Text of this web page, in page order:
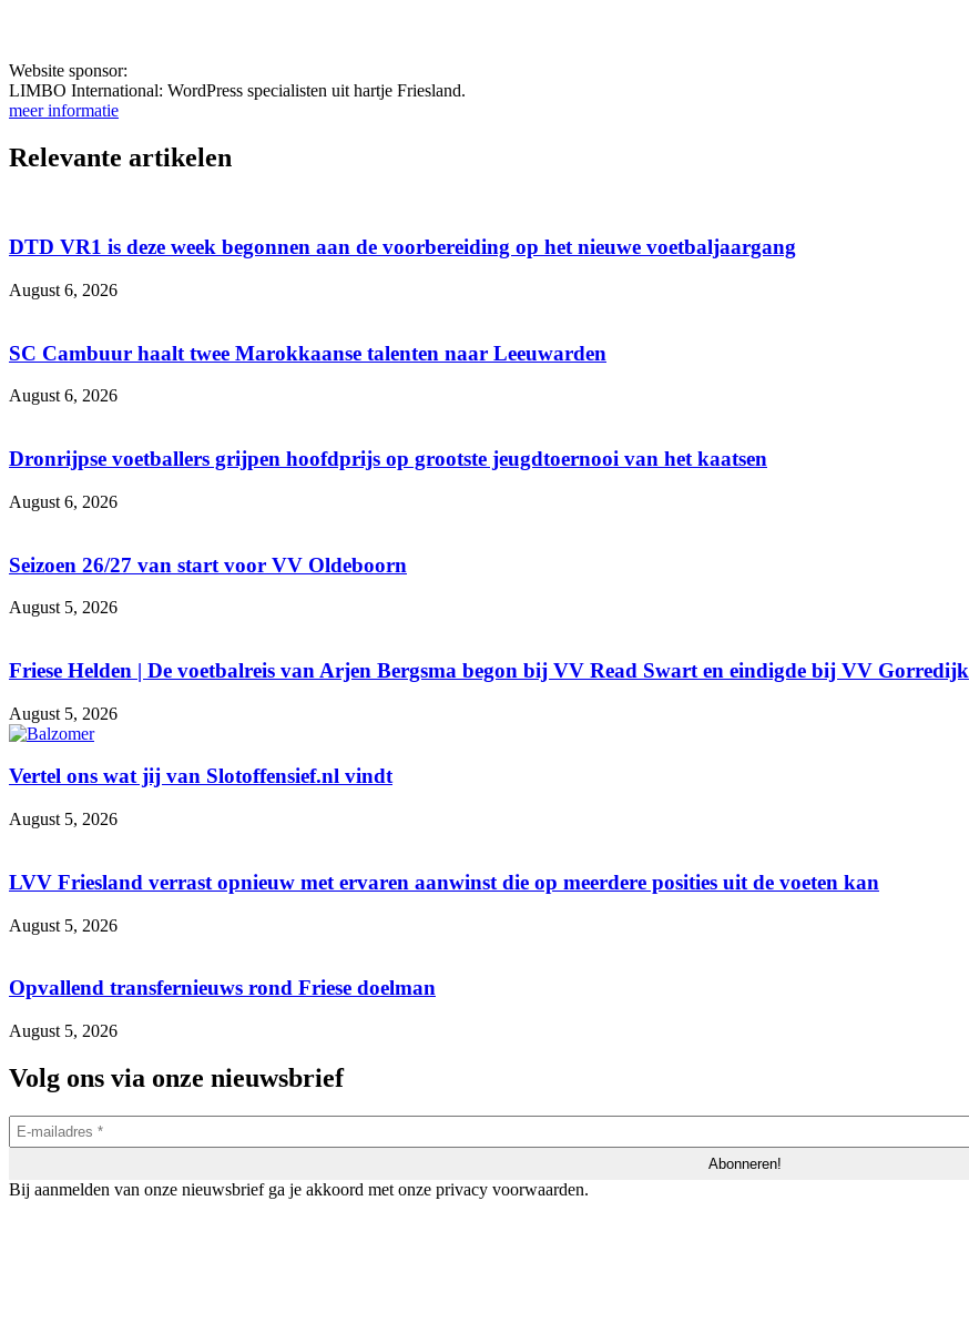
Website sponsor:
LIMBO International: WordPress specialisten uit hartje Friesland.
meer informatie
Relevante artikelen
DTD VR1 is deze week begonnen aan de voorbereiding op het nieuwe voetbaljaargang
August 6, 2026
SC Cambuur haalt twee Marokkaanse talenten naar Leeuwarden
August 6, 2026
Dronrijpse voetballers grijpen hoofdprijs op grootste jeugdtoernooi van het kaatsen
August 6, 2026
Seizoen 26/27 van start voor VV Oldeboorn
August 5, 2026
Friese Helden | De voetbalreis van Arjen Bergsma begon bij VV Read Swart en eindigde bij VV Gorredijk
August 5, 2026
Vertel ons wat jij van Slotoffensief.nl vindt
August 5, 2026
LVV Friesland verrast opnieuw met ervaren aanwinst die op meerdere posities uit de voeten kan
August 5, 2026
Opvallend transfernieuws rond Friese doelman
August 5, 2026
Volg ons via onze nieuwsbrief
Bij aanmelden van onze nieuwsbrief ga je akkoord met onze privacy voorwaarden.